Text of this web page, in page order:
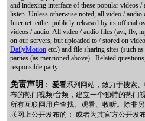
and indexing interface of these popular videos
listen. Unless otherwise noted, all video /
Internet: either publicly released by its official
videos / audio. All video / audio files (avi, flv,
on our servers, but uploaded to / stored on
DailyMotion etc.) and file sharing sites (such as
parties (as mentioned above) . Related
responsible party.
免责声明 ： 爱看系列网站，致力于搜索
布的热门视频/音频，建立一个独特的热门
所有互联网用户查找、观看、收听。除非
联网上公开发布的： 或者为其官方公开发